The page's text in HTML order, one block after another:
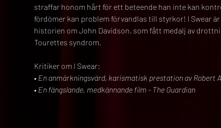
straffar honom hårt för ett beteende han inte kan
fördömer kan problem förvandlas till styrkor! I Swear
historien om John Davidson, som fått medalj av
Tourettes syndrom.
Kritiker om I Swear:
• En anmärkningsvärd, karismatisk prestation av Robert
• En fängslande, medkännande film - The Guardian